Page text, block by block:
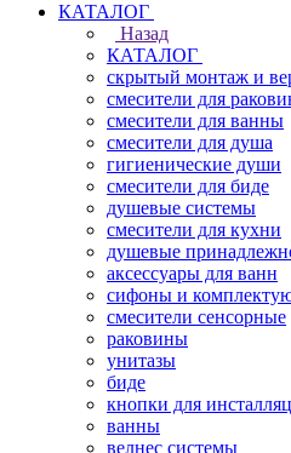
КАТАЛОГ
Назад
КАТАЛОГ
скрытый монтаж и
смесители для
смесители для ванны
смесители для душа
гигиенические души
смесители для биде
душевые системы
смесители для кухни
душевые
аксессуары для ванн
сифоны и
смесители сенсорные
раковины
унитазы
биде
кнопки для
ванны
велнес системы